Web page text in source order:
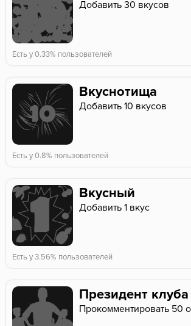
Добавить 30 вкусов
Есть у 0.33% пользователей
Вкуснотища
Добавить 10 вкусов
Есть у 0.8% пользователей
Вкусный
Добавить 1 вкус
Есть у 3.56% пользователей
Президент
Прокомментировать 50